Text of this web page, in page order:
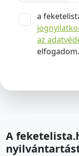
a
az
elfogadom.
A